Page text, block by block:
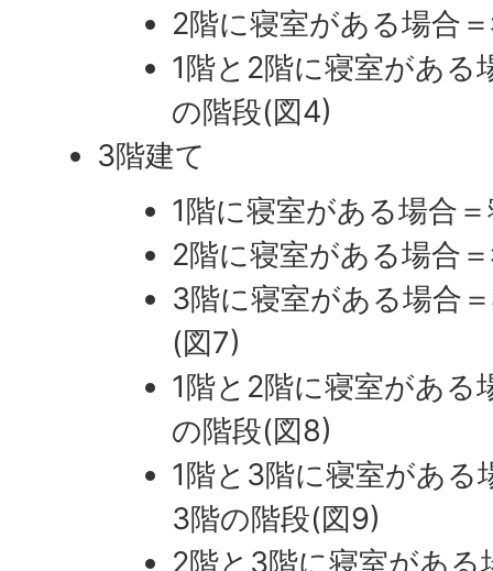
2階に寝室がある場合
1階と2階に寝室がある
の階段(図4)
3階建て
1階に寝室がある場合
2階に寝室がある場合
3階に寝室がある場合
(図7)
1階と2階に寝室がある
の階段(図8)
1階と3階に寝室がある
3階の階段(図9)
2階と3階に寝室があ